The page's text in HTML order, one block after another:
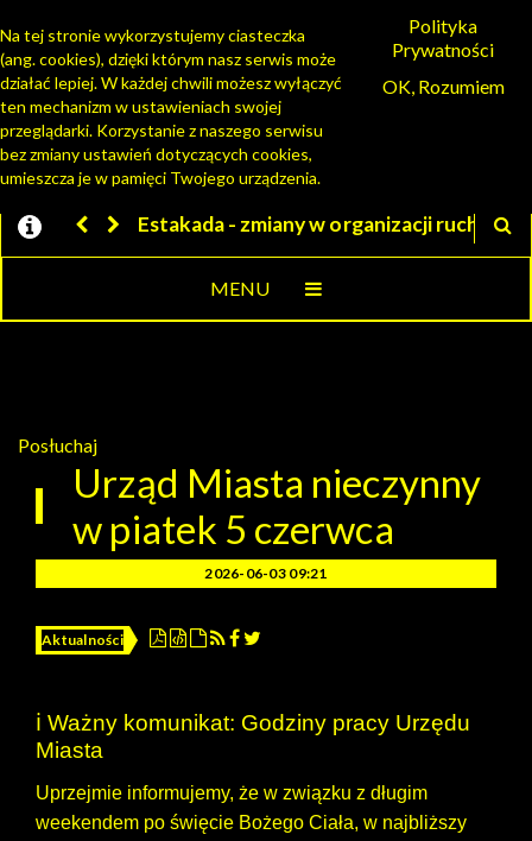
PORTAL MIESZKAŃCA
- zmiany w organizacji ruchuJesteśmy w EZD
MENU
Posłuchaj
Urząd Miasta nieczynny
w piatek 5 czerwca
2026-06-03 09:21
Aktualności
ℹ️ Ważny komunikat: Godziny pracy Urzędu
Miasta
Uprzejmie informujemy, że w związku z długim
weekendem po święcie Bożego Ciała, w najbliższy
Polityka
Prywatności
OK, Rozumiem
Na tej stronie wykorzystujemy ciasteczka
(ang. cookies), dzięki którym nasz serwis może
działać lepiej. W każdej chwili możesz wyłączyć
ten mechanizm w ustawieniach swojej
przeglądarki. Korzystanie z naszego serwisu
bez zmiany ustawień dotyczących cookies,
umieszcza je w pamięci Twojego urządzenia.